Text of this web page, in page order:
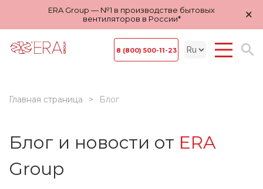
ERA Group — №1 в производстве бытовых
вентиляторов в России*
×
8 (800) 500-11-23
Главная страница Блог
Блог и новости от ERA
Group